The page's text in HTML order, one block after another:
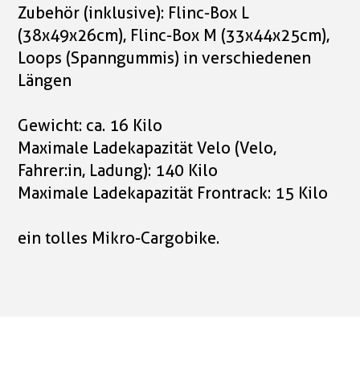
Zubehör (inklusive): Flinc-Box L
(38x49x26cm), Flinc-Box M (33x44x25cm),
Loops (Spanngummis) in verschiedenen
Längen
Gewicht: ca. 16 Kilo
Maximale Ladekapazität Velo (Velo,
Fahrer:in, Ladung): 140 Kilo
Maximale Ladekapazität Frontrack: 15 Kilo
ein tolles Mikro-Cargobike.